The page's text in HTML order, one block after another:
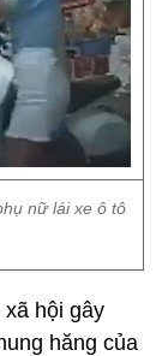
nữ lái xe ô tô
hội gây
hăng của